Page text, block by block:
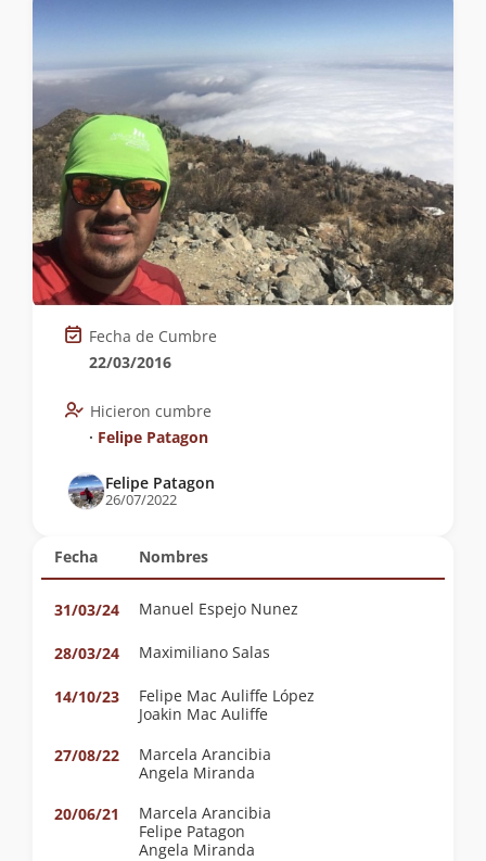
Fecha Nombres
31/03/24 Manuel Espejo Nunez
28/03/24 Maximiliano Salas
14/10/23
Felipe Mac Auliffe López
Joakin Mac Auliffe
27/08/22
Marcela Arancibia
Angela Miranda
20/06/21
Marcela Arancibia
Felipe Patagon
Angela Miranda
Fecha de Cumbre
22/03/2016
Hicieron cumbre
∙ Felipe Patagon
Felipe Patagon
26/07/2022